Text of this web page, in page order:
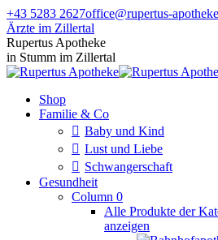
Zum
Inhalt
springen
+43 5283 2627office@rupertus-
Ärzte im Zillertal
Facebook
page
opens
new
window
Instagram
page
opens
new
window
Rupertus Apotheke
in Stumm im Zillertal
Shop
Familie & Co
Baby und Kind
Lust und Liebe
Schwangerschaft
Gesundheit
Column 0
Alle Produkte der
anzeigen